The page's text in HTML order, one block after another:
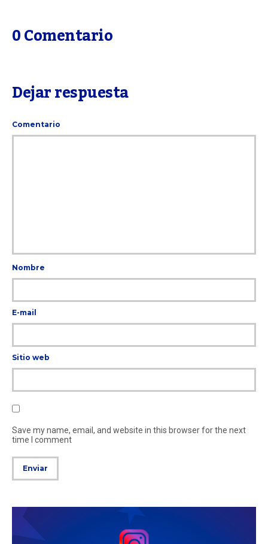
0 Comentario
Dejar respuesta
Comentario
Nombre
E-mail
Sitio web
Save my name, email, and website in this browser for the next
time I comment